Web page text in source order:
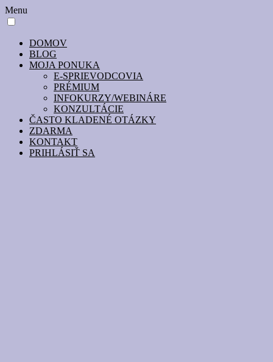
Menu
DOMOV
BLOG
MOJA PONUKA
E-SPRIEVODCOVIA
PRÉMIUM
INFOKURZY/WEBINÁRE
KONZULTÁCIE
ČASTO KLADENÉ OTÁZKY
ZDARMA
KONTAKT
PRIHLÁSIŤ SA